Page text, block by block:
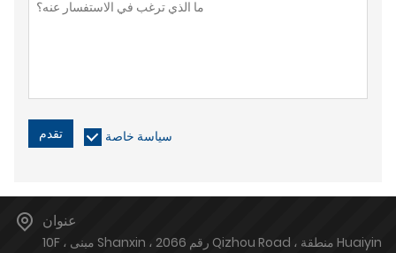
تقدم سياسة خاصة
عنوان
10F ، مبنى Shanxin ، رقم 2066 Qizhou Road ، منطقة Huaiyin